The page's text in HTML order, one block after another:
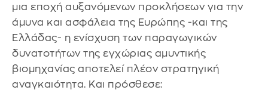
μια εποχή αυξανόμενων προκλήσεων για την
άμυνα και ασφάλεια της Ευρώπης -και της
Ελλάδας- η ενίσχυση των παραγωγικών
δυνατοτήτων της εγχώριας αμυντικής
βιομηχανίας αποτελεί πλέον στρατηγική
αναγκαιότητα. Και πρόσθεσε: